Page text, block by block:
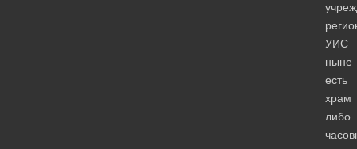
УИС
ныне
есть
храм
либо